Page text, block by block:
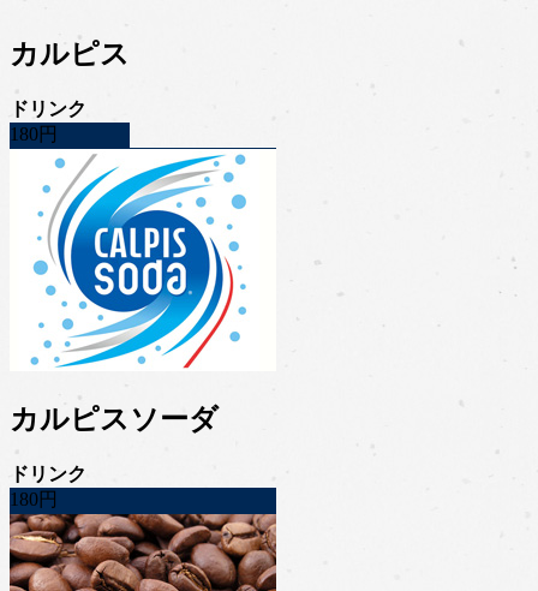
カルピス
ドリンク
180円
カルピスソーダ
ドリンク
180円